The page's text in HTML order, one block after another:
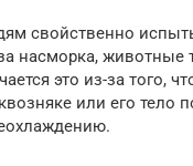
свойственно
насморка, животные
это из-за того,
или его тело